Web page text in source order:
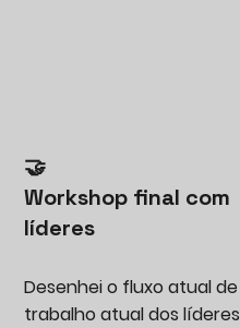
🤝
Workshop final com
líderes
Desenhei o fluxo atual de
trabalho atual dos líderes